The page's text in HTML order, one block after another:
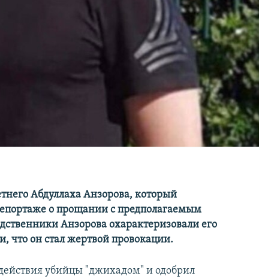
Абдуллаха Анзорова, который
о прощании с предполагаемым
Анзорова охарактеризовали его
что он стал жертвой провокации.
убийцы "джихадом" и одобрил